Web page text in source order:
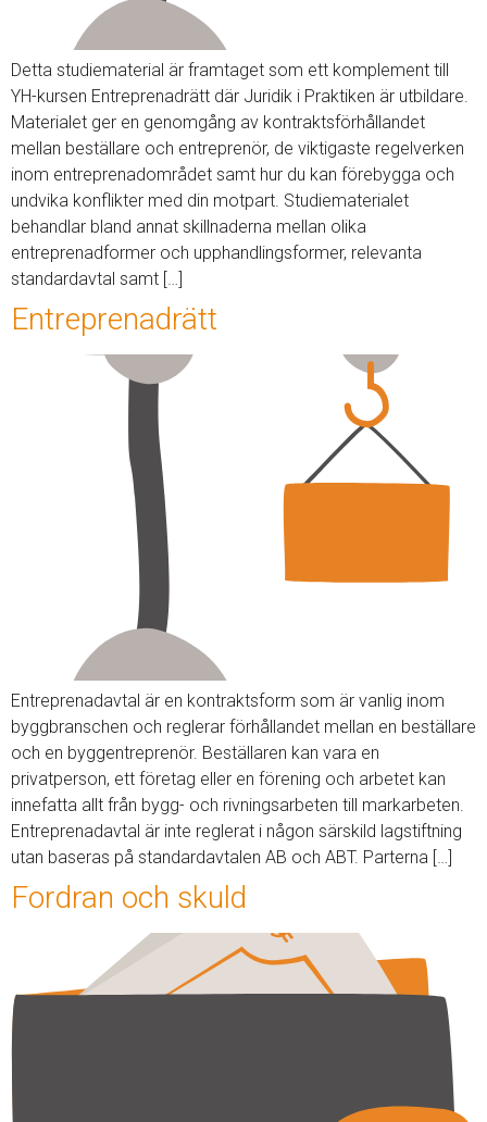
Detta studiematerial är framtaget som ett komplement till
YH-kursen Entreprenadrätt där Juridik i Praktiken är utbildare.
Materialet ger en genomgång av kontraktsförhållandet
mellan beställare och entreprenör, de viktigaste regelverken
inom entreprenadområdet samt hur du kan förebygga och
undvika konflikter med din motpart. Studiematerialet
behandlar bland annat skillnaderna mellan olika
entreprenadformer och upphandlingsformer, relevanta
standardavtal samt […]
Entreprenadrätt
Entreprenadavtal är en kontraktsform som är vanlig inom
byggbranschen och reglerar förhållandet mellan en beställare
och en byggentreprenör. Beställaren kan vara en
privatperson, ett företag eller en förening och arbetet kan
innefatta allt från bygg- och rivningsarbeten till markarbeten.
Entreprenadavtal är inte reglerat i någon särskild lagstiftning
utan baseras på standardavtalen AB och ABT. Parterna […]
Fordran och skuld